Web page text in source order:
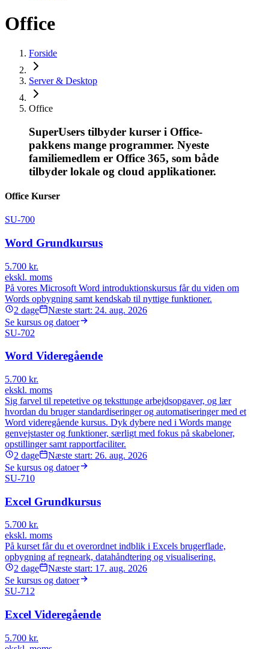
Office
Forside
Server & Desktop
Office
SuperUsers tilbyder kurser i Office-
pakkens mange programmer. Nyeste
familiemedlem er Office 365, som både
tilbyder lokale og cloud applikationer.
Office Kurser
SU-700
Word Grundkursus
5.700 kr.
ekskl. moms
På vores Microsoft Word introduktionskursus får du viden om
Words opbygning samt kendskab til nyttige funktioner.
2 dage Næste start: 24. aug. 2026
Se kursus og datoer
SU-702
Word Videregående
5.700 kr.
ekskl. moms
Sig farvel til repetetive og teksttunge arbejdsopgaver, og lær
hvordan du bruger standardiseringer og automatiseringer med et
Word videregående kursus. Dyk dybere ned i Words mange
genvejstaster og funktioner, særligt med fokus på skabeloner,
opstillinger samt rapportfaciliter.
2 dage Næste start: 26. aug. 2026
Se kursus og datoer
SU-710
Excel Grundkursus
5.700 kr.
ekskl. moms
På kurset får du et overordnet indblik i Excels brugerflade,
opbygning af regneark, datahåndtering og visualisering.
2 dage Næste start: 17. aug. 2026
Se kursus og datoer
SU-712
Excel Videregående
5.700 kr.